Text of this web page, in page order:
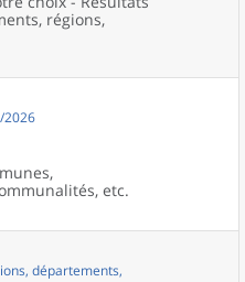
régions,
2026
etc.
départements,